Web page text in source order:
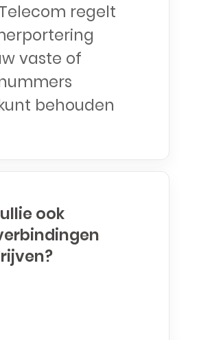
regelt
vaste of
behouden
ook